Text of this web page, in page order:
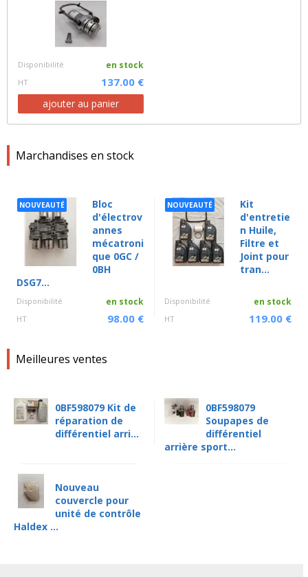
Marchandises en stock
NOUVEAUTÉ
Bloc
d'électrov
annes
mécatroni
que 0GC /
0BH
DSG7...
Disponibilité en stock
HT 98.00 €
NOUVEAUTÉ
Kit
d'entretie
n Huile,
Filtre et
Joint pour
tran...
Disponibilité en stock
HT 119.00 €
Meilleures ventes
0BF598079 Kit de
réparation de
différentiel arri...
0BF598079
Soupapes de
différentiel
arrière sport...
Nouveau
couvercle pour
unité de contrôle
Haldex ...
Disponibilité en stock
HT 137.00 €
ajouter au panier